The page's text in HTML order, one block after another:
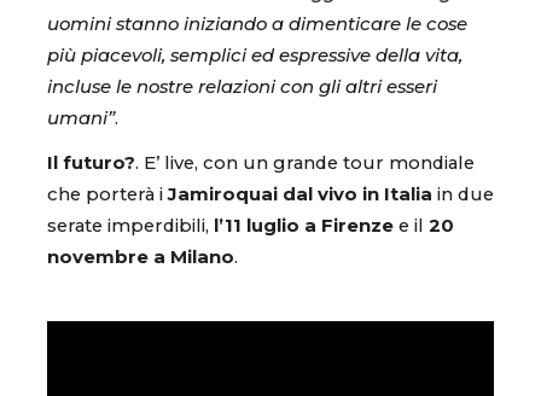
uomini stanno iniziando a dimenticare le cose
più piacevoli, semplici ed espressive della vita,
incluse le nostre relazioni con gli altri esseri
umani”.
Il futuro?. E’ live, con un grande tour mondiale
che porterà iJamiroquai dal vivo in Italia in due
serate imperdibili, l’11 luglio a Firenze e il 20
novembre a Milano.